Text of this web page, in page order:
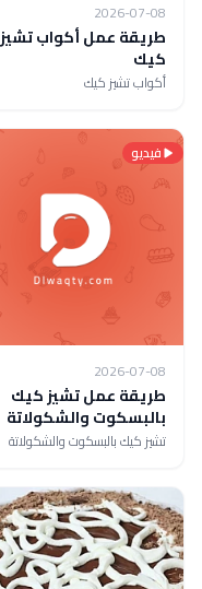
2026-07-08
طريقة عمل أكواب تشيز
كيك
أكواب تشيز كيك
فيديو
2026-07-08
طريقة عمل تشيز كيك
بالبسكوت والشكولاتة
تشيز كيك بالبسكوت والشكولاتة